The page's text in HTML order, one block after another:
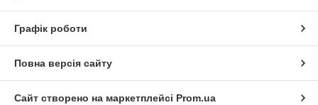
Графік роботи
Повна версія сайту
Сайт створено на маркетплейсі Prom.ua